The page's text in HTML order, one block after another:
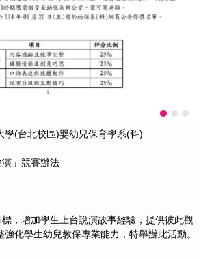
學(台北校區)嬰幼兒保育學系(科)
」競賽辦法
，增加學生上台說演故事經驗，提供彼此觀
化學生幼兒教保專業能力，特舉辦此活動。